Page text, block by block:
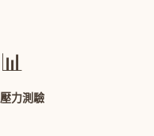
📊
壓力測驗